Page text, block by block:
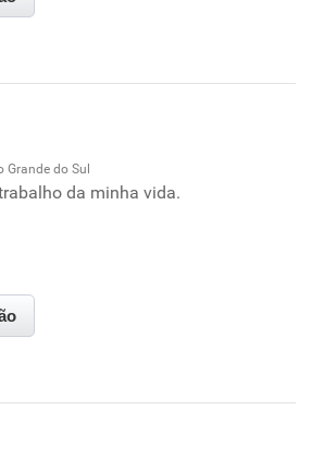
familiar
Grande do Sul
da minha vida.